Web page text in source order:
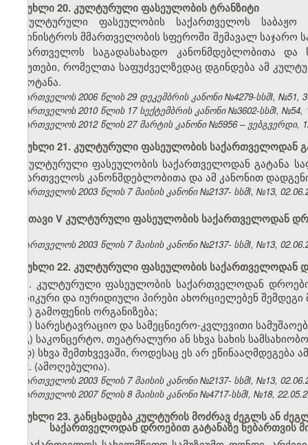
მუხლი 20. კულტურული ფასეულობის ტრანზიტი
კულტურული ფასეულობის საქართველოს საბაჟო
სამინისტროს მმართველობის სფეროში შემავალ საჯარო
საქართველოს საგადასახადო კანონმდებლობითა
საბუთები, რომელთა საფუძველზედაც დგინდება ამ
შემოტანა.
საქართველოს 2006 წლის 29 დეკემბრის კანონი №4279-სსმI, №51,
საქართველოს 2010 წლის 17 სექტემბრის კანონი №3602-სსმI, №54,
საქართველოს 2012 წლის 27 მარტის კანონი №5956 – ვებგვერდი,
მუხლი 21. კულტურული ფასეულობის საქართველოდან
კულტურული ფასეულობის საქართველოდან გატანა
საქართველოს კანონმდებლობითა და ამ კანონით
საქართველოს 2003 წლის 7 მაისის კანონი №2137- სსმI, №13,
თავი V კულტურული ფასეულობის საქართველოდან
საქართველოს 2003 წლის 7 მაისის კანონი №2137- სსმI, №13,
მუხლი 22. კულტურული ფასეულობის საქართველოდან
1. კულტურული ფასეულობის საქართველოდან
ფიზიკური და იურიდიული პირები ახორციელებენ შემდეგი
ა) გამოფენის ორგანიზება;
ბ) სარესტავრაციო და სამეცნიერო-კვლევითი
გ) საკონცერტო, თეატრალური ან სხვა სახის
დ) სხვა შემთხვევაში, როდესაც ეს არ
2. (ამოღებულია).
საქართველოს 2003 წლის 7 მაისის კანონი №2137- სსმI, №13,
საქართველოს 2007 წლის 8 მაისის კანონი №4717-სსმI, №18,
მუხლი 23. განცხადება კულტურის მოძრავ ძეგლს ან
საქართველოდან დროებით გატანაზე ნებართვის